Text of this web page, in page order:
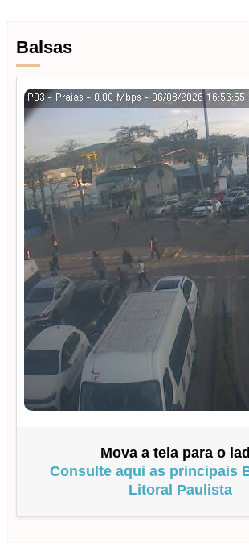
Balsas
Mova a tela para o
Consulte aqui as principais
Litoral Paulista